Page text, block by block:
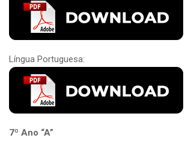
Língua Portuguesa:
7º Ano “A”